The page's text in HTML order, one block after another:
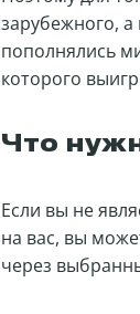
зарубежного,
пополнялись
которого
Что
Если вы не
на вас, вы
через